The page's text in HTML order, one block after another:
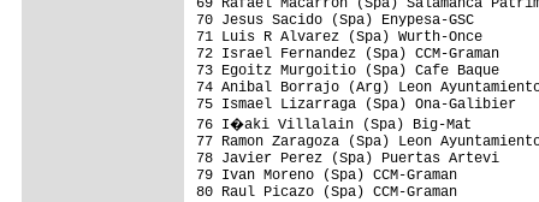
70 Jesus Sacido (Spa) Enypesa-GSC
71 Luis R Alvarez (Spa) Wurth-Once
72 Israel Fernandez (Spa) CCM-Graman
73 Egoitz Murgoitio (Spa) Cafe Baque
74 Anibal Borrajo (Arg) Leon
75 Ismael Lizarraga (Spa) Ona-
76 I�aki Villalain (Spa) Big-Mat
77 Ramon Zaragoza (Spa) Leon
78 Javier Perez (Spa) Puertas Artevi
79 Ivan Moreno (Spa) CCM-Graman
80 Raul Picazo (Spa) CCM-Graman